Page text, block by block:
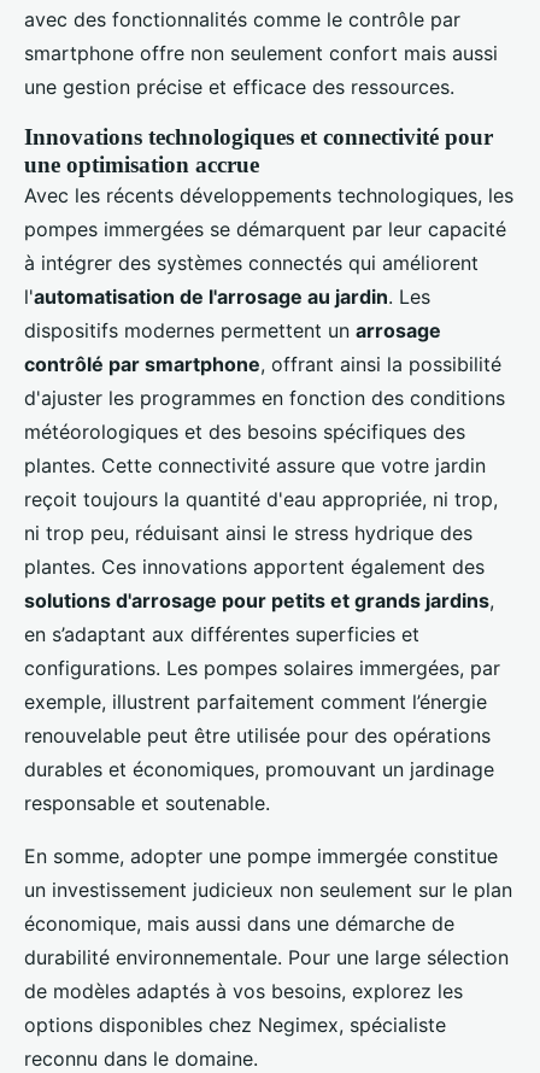
avec des fonctionnalités comme le contrôle par
smartphone offre non seulement confort mais aussi
une gestion précise et efficace des ressources.
Innovations technologiques et connectivité pour
une optimisation accrue
Avec les récents développements technologiques, les
pompes immergées se démarquent par leur capacité
à intégrer des systèmes connectés qui améliorent
l'automatisation de l'arrosage au jardin. Les
dispositifs modernes permettent un arrosage
contrôlé par smartphone, offrant ainsi la possibilité
d'ajuster les programmes en fonction des conditions
météorologiques et des besoins spécifiques des
plantes. Cette connectivité assure que votre jardin
reçoit toujours la quantité d'eau appropriée, ni trop,
ni trop peu, réduisant ainsi le stress hydrique des
plantes. Ces innovations apportent également des
solutions d'arrosage pour petits et grands jardins,
en s’adaptant aux différentes superficies et
configurations. Les pompes solaires immergées, par
exemple, illustrent parfaitement comment l’énergie
renouvelable peut être utilisée pour des opérations
durables et économiques, promouvant un jardinage
responsable et soutenable.
En somme, adopter une pompe immergée constitue
un investissement judicieux non seulement sur le plan
économique, mais aussi dans une démarche de
durabilité environnementale. Pour une large sélection
de modèles adaptés à vos besoins, explorez les
options disponibles chez Negimex, spécialiste
reconnu dans le domaine.